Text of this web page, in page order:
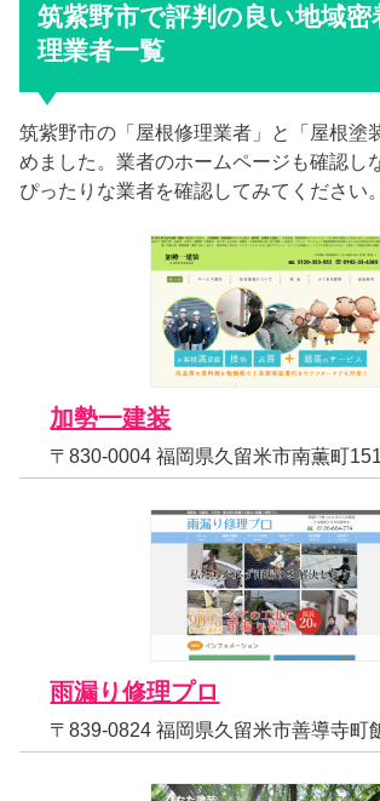
筑紫野市で評判の良い地域密
理業者一覧
筑紫野市の「屋根修理業者」と「屋根塗
めました。業者のホームページも確認し
ぴったりな業者を確認してみてください。
加勢一建装
〒830-0004 福岡県久留米市南薫町
雨漏り修理プロ
〒839-0824 福岡県久留米市善導寺町